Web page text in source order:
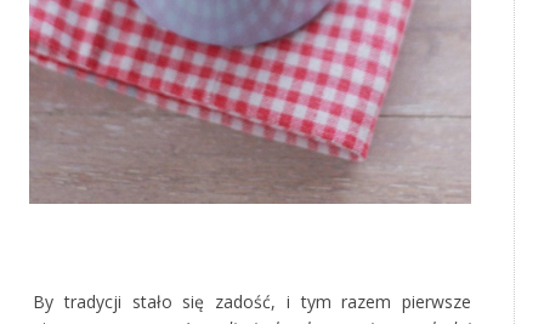
By tradycji stało się zadość, i tym razem pierwsze